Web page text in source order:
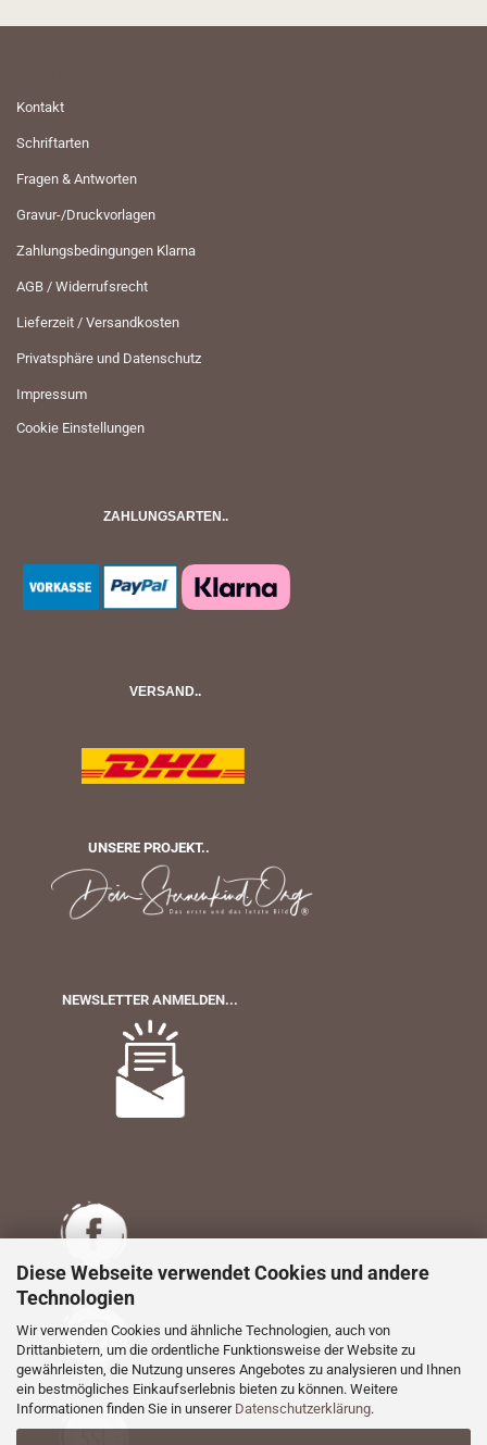
Diese Webseite verwendet Cookies und andere
Technologien
Wir verwenden Cookies und ähnliche Technologien, auch von
Drittanbietern, um die ordentliche Funktionsweise der Website zu
gewährleisten, die Nutzung unseres Angebotes zu analysieren und Ihnen
ein bestmögliches Einkaufserlebnis bieten zu können. Weitere
Informationen finden Sie in unserer Datenschutzerklärung.
Kontakt
Schriftarten
Fragen & Antworten
Gravur-/Druckvorlagen
Zahlungsbedingungen Klarna
AGB / Widerrufsrecht
Lieferzeit / Versandkosten
Privatsphäre und Datenschutz
Impressum
Cookie Einstellungen
ZAHLUNGSARTEN..
VERSAND..
UNSERE PROJEKT..
NEWSLETTER ANMELDEN...